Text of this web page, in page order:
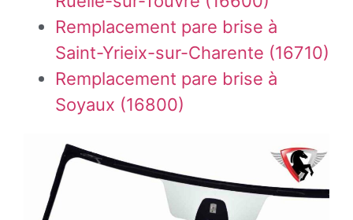
Remplacement pare brise à
Saint-Yrieix-sur-Charente (16710)
Remplacement pare brise à
Soyaux (16800)